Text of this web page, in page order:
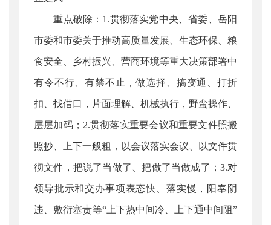
重点破除：1.贯彻落实党中央、省委、岳阳
市委和市委关于推动高质量发展、生态环保、粮
食安全、乡村振兴、营商环境等重大决策部署中
有令不行、有禁不止，做选择、搞变通、打折
扣、找借口，片面理解、机械执行，野蛮操作、
层层加码；2.贯彻落实重要会议和重要文件照搬
照抄、上下一般粗，以会议落实会议、以文件贯
彻文件，把说了当做了、把做了当做成了；3.对
领导批示和交办事项表态快、落实慢，阳奉阴
违、敷衍塞责等“上下热中间冷、上下通中间阻”